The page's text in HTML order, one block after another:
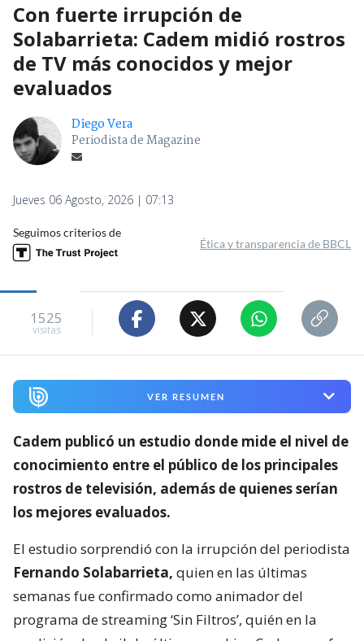
Con fuerte irrupción de
Solabarrieta: Cadem midió rostros
de TV más conocidos y mejor
evaluados
Diego Vera
Periodista de Magazine
Jueves 06 Agosto, 2026 | 07:13
Seguimos criterios de
Ética y transparencia de BBCL
1525
visitas
VER RESUMEN
Cadem publicó un estudio donde mide el nivel de
conocimiento entre el público de los principales
rostros de televisión, además de quienes serían
los mejores evaluados.
El estudio sorprendió con la irrupción del periodista
Fernando Solabarrieta, quien en las últimas
semanas fue confirmado como animador del
programa de streaming ‘Sin Filtros’, quién en la